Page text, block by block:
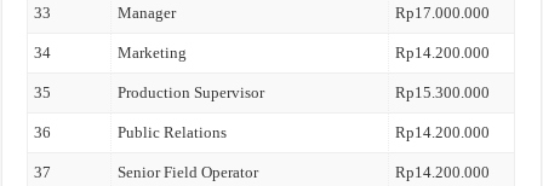
33 Manager Rp17.000.000
34 Marketing Rp14.200.000
35 Production Supervisor Rp15.300.000
36 Public Relations Rp14.200.000
37 Senior Field Operator Rp14.200.000